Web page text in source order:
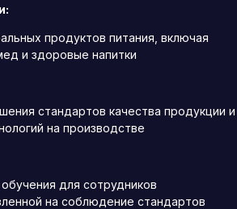
продуктов питания, включая
и здоровые напитки
стандартов качества продукции и
на производстве
для сотрудников
на соблюдение стандартов